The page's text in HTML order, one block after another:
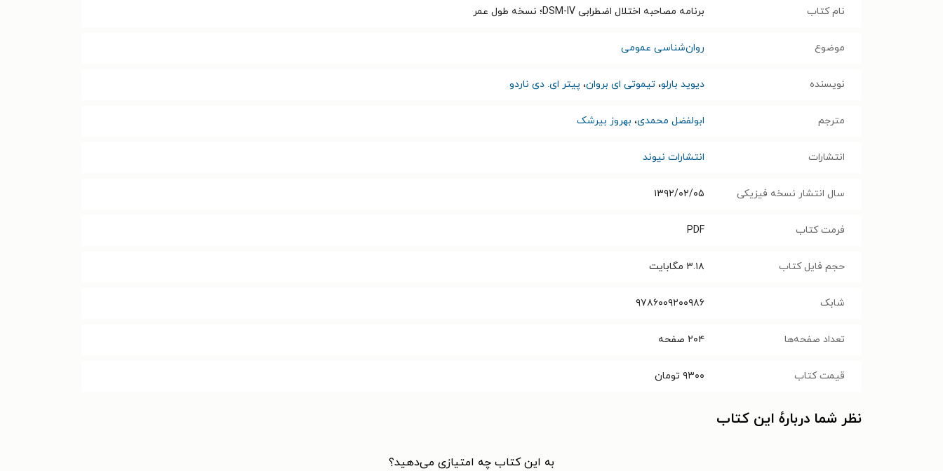
نام کتاب برنامه مصاحبه اختلال اضطرابی DSM-IV؛ نسخه طول عمر
موضوع روان‌شناسی عمومی
نویسنده دیوید بارلو، تیموتی ای بروان، پیتر ای. دی ناردو
مترجم ابولفضل محمدی، بهروز بیرشک
انتشارات انتشارات نیوند
سال انتشار نسخه فیزیکی ۱۳۹۲/۰۲/۰۵
فرمت کتاب PDF
حجم فایل کتاب ۳.۱۸ مگابایت
شابک ۹۷۸۶۰۰۹۲۰۰۹۸۶
تعداد صفحه‌ها ۲۰۴ صفحه
قیمت کتاب ۹۳۰۰ تومان
نظر شما دربارهٔ این کتاب
به این کتاب چه امتیازی می‌دهید؟